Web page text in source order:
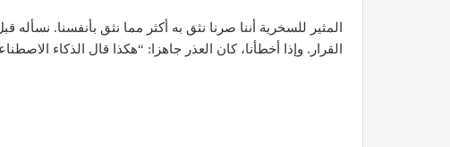
المثير للسخرية أننا صرنا نثق به أكثر مما نثق بأنفسنا.
القرار. وإذا أخطأنا، كان العذر جاهزا: “هكذا قال الذكاء